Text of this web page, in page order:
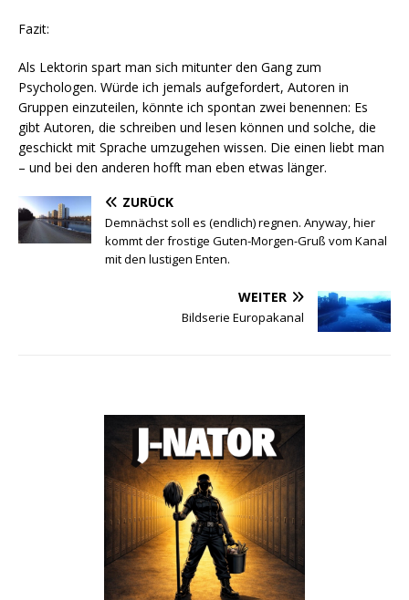
Fazit:
Als Lektorin spart man sich mitunter den Gang zum
Psychologen. Würde ich jemals aufgefordert, Autoren in
Gruppen einzuteilen, könnte ich spontan zwei benennen: Es
gibt Autoren, die schreiben und lesen können und solche, die
geschickt mit Sprache umzugehen wissen. Die einen liebt man
– und bei den anderen hofft man eben etwas länger.
ZURÜCK
Demnächst soll es (endlich) regnen. Anyway, hier
kommt der frostige Guten-Morgen-Gruß vom Kanal
mit den lustigen Enten.
WEITER
Bildserie Europakanal